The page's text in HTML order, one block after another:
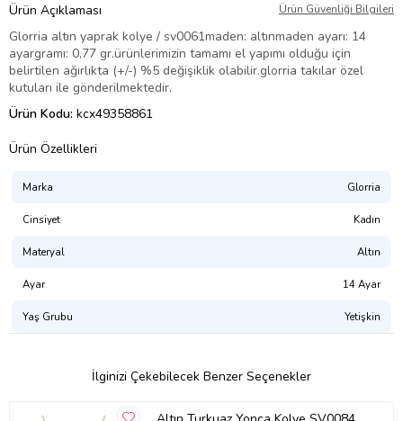
Ürün Açıklaması Ürün Güvenliği Bilgileri
Glorria altın yaprak kolye / sv0061maden: altınmaden ayarı: 14
ayargramı: 0,77 gr.ürünlerimizin tamamı el yapımı olduğu için
belirtilen ağırlıkta (+/-) %5 değişiklik olabilir.glorria takılar özel
kutuları ile gönderilmektedir.
Ürün Kodu: kcx49358861
Ürün Özellikleri
Marka Glorria
Cinsiyet Kadın
Materyal Altın
Ayar 14 Ayar
Yaş Grubu Yetişkin
İlginizi Çekebilecek Benzer Seçenekler